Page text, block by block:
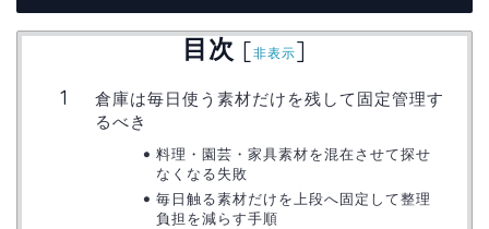
目次 [非表示]
倉庫は毎日使う素材だけを残して固定管理す
るべき
料理・園芸・家具素材を混在させて探せ
なくなる失敗
毎日触る素材だけを上段へ固定して整理
負担を減らす手順